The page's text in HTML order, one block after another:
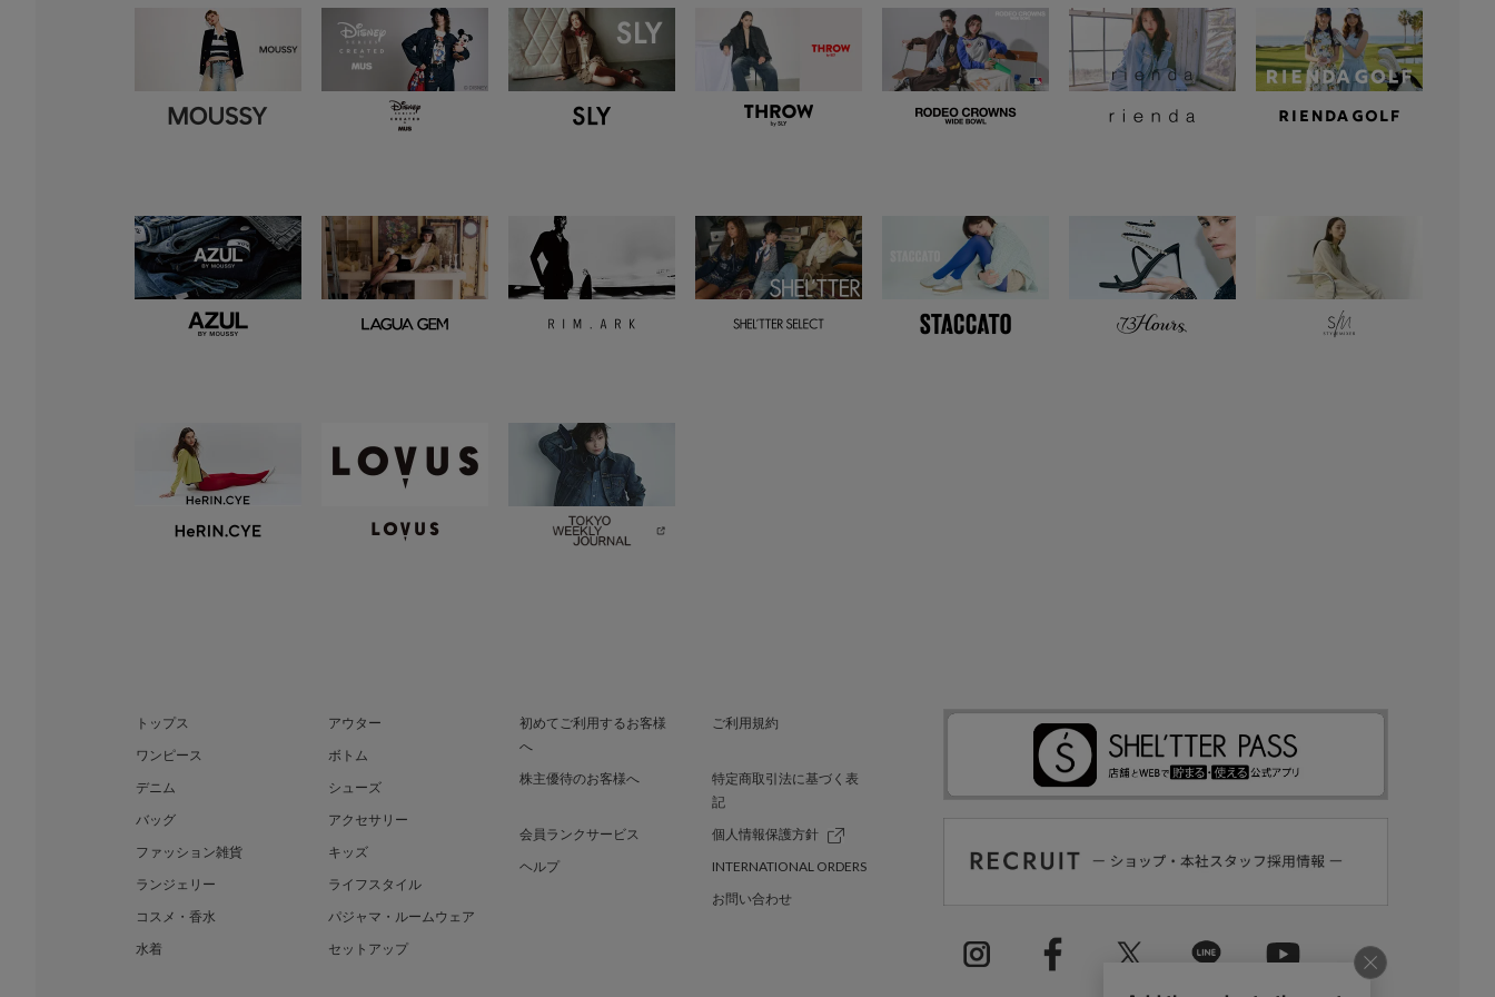
トップス
アウター
ワンピース
ボトム
デニム
シューズ
バッグ
アクセサリー
ファッション雑貨
キッズ
ランジェリー
ライフスタイル
コスメ・香水
パジャマ・ルームウェア
水着
セットアップ
初めてご利用するお客様
へ
ご利用規約
株主優待のお客様へ
特定商取引法に基づく表
記
会員ランクサービス
個人情報保護方針
ヘルプ
INTERNATIONAL ORDERS
お問い合わせ